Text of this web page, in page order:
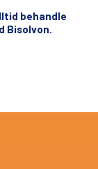
behandle
Bisolvon.